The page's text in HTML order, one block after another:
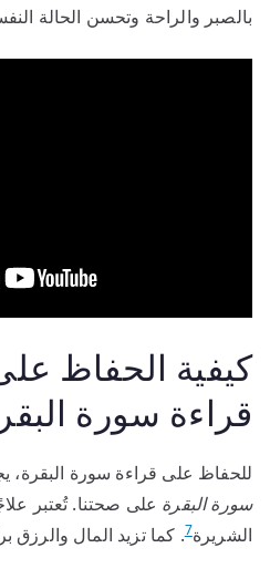
بالصبر والراحة وتحسن الحالة
كيفية الحفاظ
قراءة سورة
للحفاظ على قراءة سورة البقرة،
سورة البقرة على صحتنا. تُعتبر
الشريرة7. كما تزيد المال